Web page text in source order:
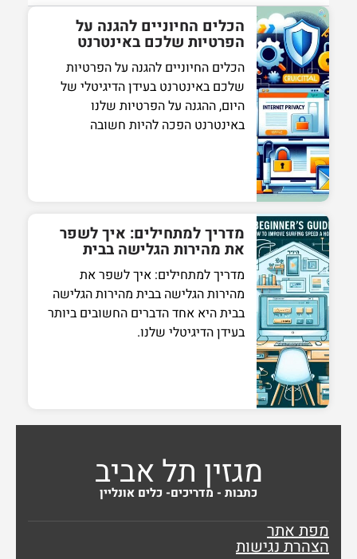
הכלים החיוניים להגנה על
הפרטיות שלכם באינטרנט
הכלים החיוניים להגנה על הפרטיות
שלכם באינטרנט בעידן הדיגיטלי של
היום, ההגנה על הפרטיות שלנו
באינטרנט הפכה להיות חשובה
מדריך למתחילים: איך לשפר
את מהירות הגלישה בבית
מדריך למתחילים: איך לשפר את
מהירות הגלישה בבית מהירות הגלישה
בבית היא אחד הדברים החשובים ביותר
בעידן הדיגיטלי שלנו.
מגזין תל אביב
כתבות - מדריכים- כלים אונליין
מפת אתר
הצהרת נגישות